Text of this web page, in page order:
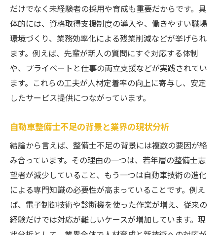
だけでなく未経験者の採用や育成も重要だからです。具
体的には、資格取得支援制度の導入や、働きやすい職場
環境づくり、業務効率化による残業削減などが挙げられ
ます。例えば、先輩が新人の質問にすぐ対応する体制
や、プライベートと仕事の両立支援などが実践されてい
ます。これらの工夫が人材定着率の向上に寄与し、安定
したサービス提供につながっています。
自動車整備士不足の背景と業界の現状分析
結論から言えば、整備士不足の背景には複数の要因が絡
み合っています。その理由の一つは、若年層の整備士志
望者が減少していること、もう一つは自動車技術の進化
による専門知識の必要性が高まっていることです。例え
ば、電子制御技術や診断機を使った作業が増え、従来の
経験だけでは対応が難しいケースが増加しています。現